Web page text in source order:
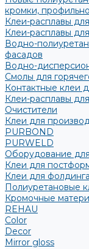
кромки,
Клеи-расплавы
Клеи-расплавы
Водно-
фасадов
Водно-
Смолы для
Контактные клеи
Клеи-расплавы
Очистители
Клеи для
PURBOND
PURWELD
Оборудование
Клеи для
Клеи для фолдинга
Полиуретановые
Кромочные
REHAU
Color
Decor
Mirror gloss